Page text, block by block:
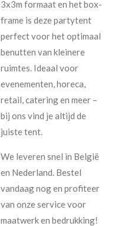
3x3m formaat en het box-
frame is deze partytent
perfect voor het optimaal
benutten van kleinere
ruimtes. Ideaal voor
evenementen, horeca,
retail, catering en meer –
bij ons vind je altijd de
juiste tent.
We leveren snel in België
en Nederland. Bestel
vandaag nog en profiteer
van onze service voor
maatwerk en bedrukking!